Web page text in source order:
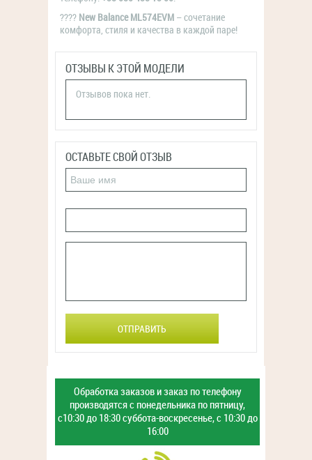
???? New Balance ML574EVM – сочетание
комфорта, стиля и качества в каждой паре!
ОТЗЫВЫ К ЭТОЙ МОДЕЛИ
Отзывов пока нет.
ОСТАВЬТЕ СВОЙ ОТЗЫВ
ОТПРАВИТЬ
Обработка заказов и заказ по телефону
производятся с понедельника по пятницу,
с10:30 до 18:30суббота-воскресенье,с 10:30 до
16:00